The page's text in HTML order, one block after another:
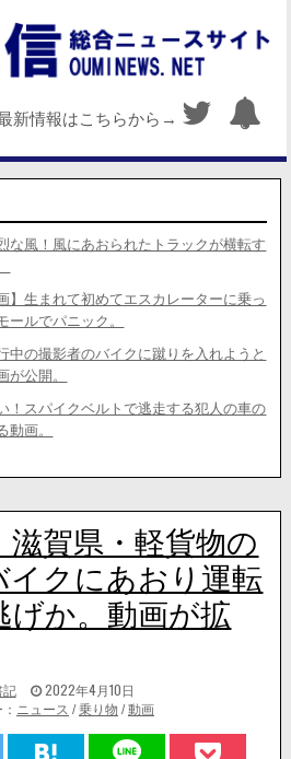
新情報はこちらから→
な風！風にあおられたトラックが横転す
】生まれて初めてエスカレーターに乗っ
ールでパニック。
中の撮影者のバイクに蹴りを入れようと
が公開。
！スパイクベルトで逃走する犯人の車の
動画。
滋賀県・軽貨物の
イクにあおり運転
げか。動画が拡
掲
載
日：
2022年4月10日
ニュース /乗り物 /動画